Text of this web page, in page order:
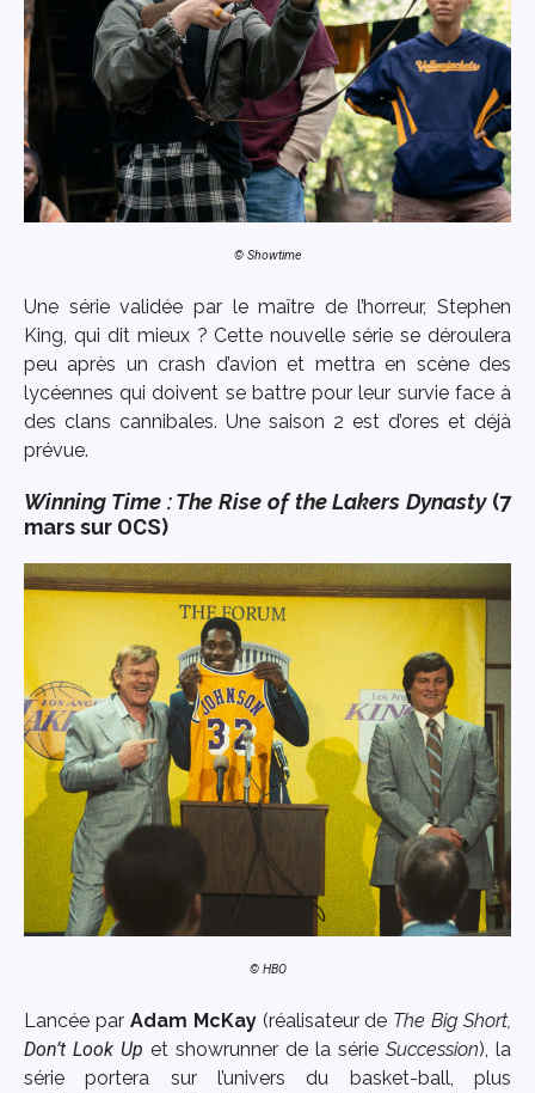
© Showtime
Une série validée par le maître de l’horreur, Stephen
King, qui dit mieux ? Cette nouvelle série se déroulera
peu après un crash d’avion et mettra en scène des
lycéennes qui doivent se battre pour leur survie face à
des clans cannibales. Une saison 2 est d’ores et déjà
prévue.
Winning Time : The Rise of the Lakers Dynasty (7
mars sur OCS)
© HBO
Lancée parAdam McKay(réalisateur de The Big Short,
Don’t Look Up et showrunner de la série Succession), la
série portera sur l’univers du basket-ball, plus